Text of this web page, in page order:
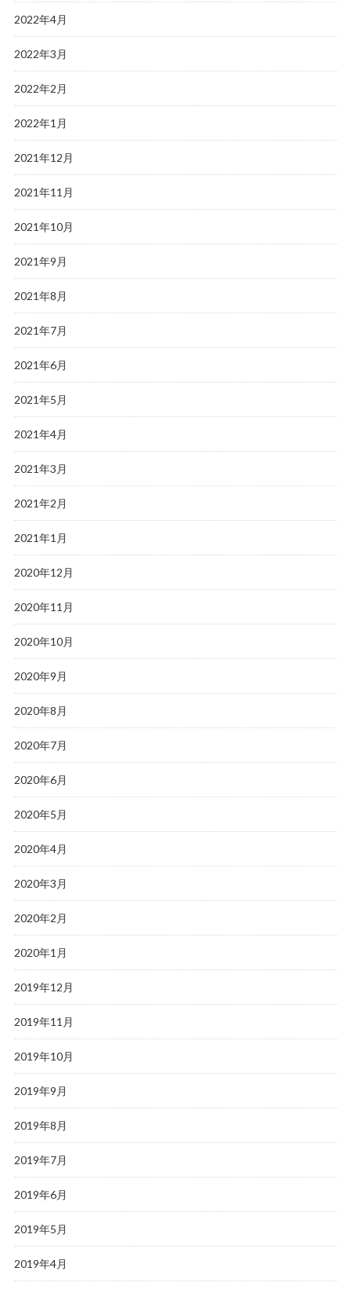
2022年4月
2022年3月
2022年2月
2022年1月
2021年12月
2021年11月
2021年10月
2021年9月
2021年8月
2021年7月
2021年6月
2021年5月
2021年4月
2021年3月
2021年2月
2021年1月
2020年12月
2020年11月
2020年10月
2020年9月
2020年8月
2020年7月
2020年6月
2020年5月
2020年4月
2020年3月
2020年2月
2020年1月
2019年12月
2019年11月
2019年10月
2019年9月
2019年8月
2019年7月
2019年6月
2019年5月
2019年4月